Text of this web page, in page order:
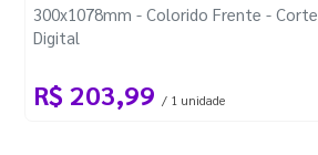
300x1078mm - Colorido Frente - Corte
Digital
R$ 203,99 / 1 unidade